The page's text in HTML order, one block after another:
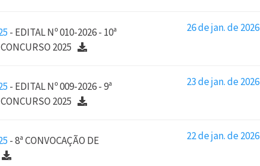
- EDITAL Nº 010-2026 - 10ª
2025
26 de jan. de 2026
- EDITAL Nº 009-2026 - 9ª
2025
23 de jan. de 2026
- 8ª CONVOCAÇÃO DE
22 de jan. de 2026